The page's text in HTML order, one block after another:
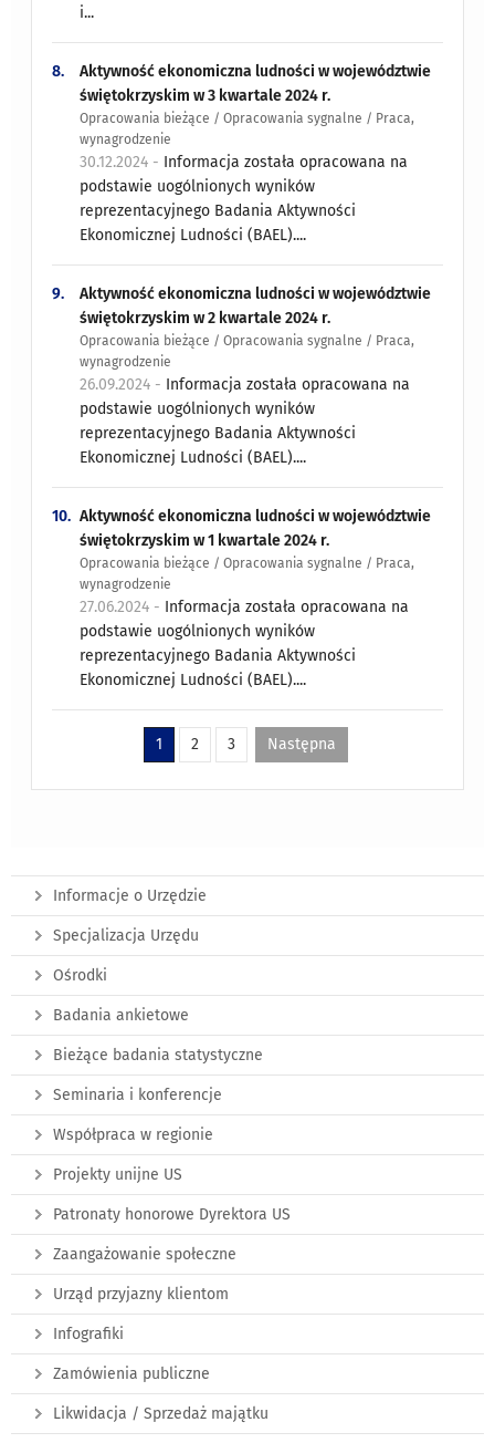
i...
8.
Aktywność ekonomiczna ludności w województwie
świętokrzyskim w 3 kwartale 2024 r.
Opracowania bieżące / Opracowania sygnalne / Praca,
wynagrodzenie
30.12.2024 - Informacja została opracowana na
podstawie uogólnionych wyników
reprezentacyjnego Badania Aktywności
Ekonomicznej Ludności (BAEL)....
9.
Aktywność ekonomiczna ludności w województwie
świętokrzyskim w 2 kwartale 2024 r.
Opracowania bieżące / Opracowania sygnalne / Praca,
wynagrodzenie
26.09.2024 - Informacja została opracowana na
podstawie uogólnionych wyników
reprezentacyjnego Badania Aktywności
Ekonomicznej Ludności (BAEL)....
10. Aktywność ekonomiczna ludności w województwie
świętokrzyskim w 1 kwartale 2024 r.
Opracowania bieżące / Opracowania sygnalne / Praca,
wynagrodzenie
27.06.2024 - Informacja została opracowana na
podstawie uogólnionych wyników
reprezentacyjnego Badania Aktywności
Ekonomicznej Ludności (BAEL)....
1 2 3 Następna
Informacje o Urzędzie
Specjalizacja Urzędu
Ośrodki
Badania ankietowe
Bieżące badania statystyczne
Seminaria i konferencje
Współpraca w regionie
Projekty unijne US
Patronaty honorowe Dyrektora US
Zaangażowanie społeczne
Urząd przyjazny klientom
Infografiki
Zamówienia publiczne
Likwidacja / Sprzedaż majątku